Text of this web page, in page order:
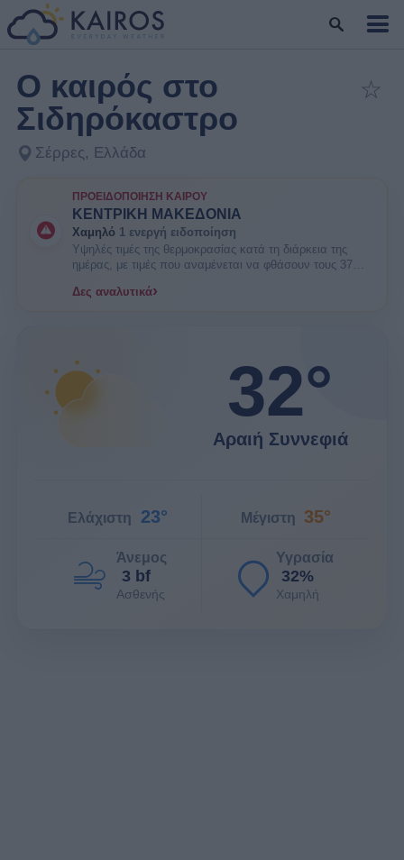
Ο καιρός στο
Σιδηρόκαστρο
Σέρρες, Ελλάδα
☆
ΠΡΟΕΙΔΟΠΟΊΗΣΗ ΚΑΙΡΟΎ
ΚΕΝΤΡΙΚΗ ΜΑΚΕΔΟΝΙΑ
Χαμηλό 1 ενεργή ειδοποίηση
Υψηλές τιμές της θερμοκρασίας κατά τη διάρκεια της
ημέρας, με τιμές που αναμένεται να φθάσουν τους 37
κάποιοι κίνδυνοι υγείας στις ευπαθείς ομάδες πληθυσμού
Δες αναλυτικά›
32°
Αραιή Συννεφιά
Ελάχιστη 23° Μέγιστη 35°
Άνεμος
3 bf
Ασθενής
Υγρασία
32%
Χαμηλή